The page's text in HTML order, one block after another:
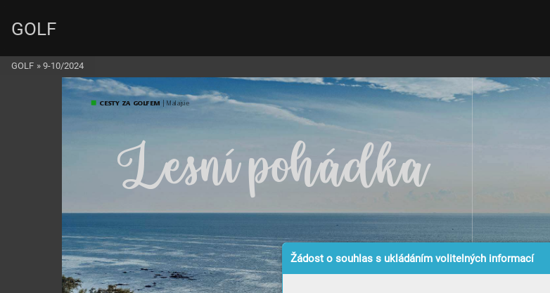
Žádost o souhlas s ukládáním volitelných informací
Lesní pohádka
CESTY ZA GOLFEM | Malajsie
GOLF
GOLF » 9-10/2024